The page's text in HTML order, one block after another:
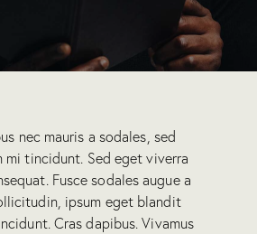
nec mauris a sodales, sed
mi tincidunt. Sed eget viverra
Fusce sodales augue a
ipsum eget blandit
Cras dapibus. Vivamus